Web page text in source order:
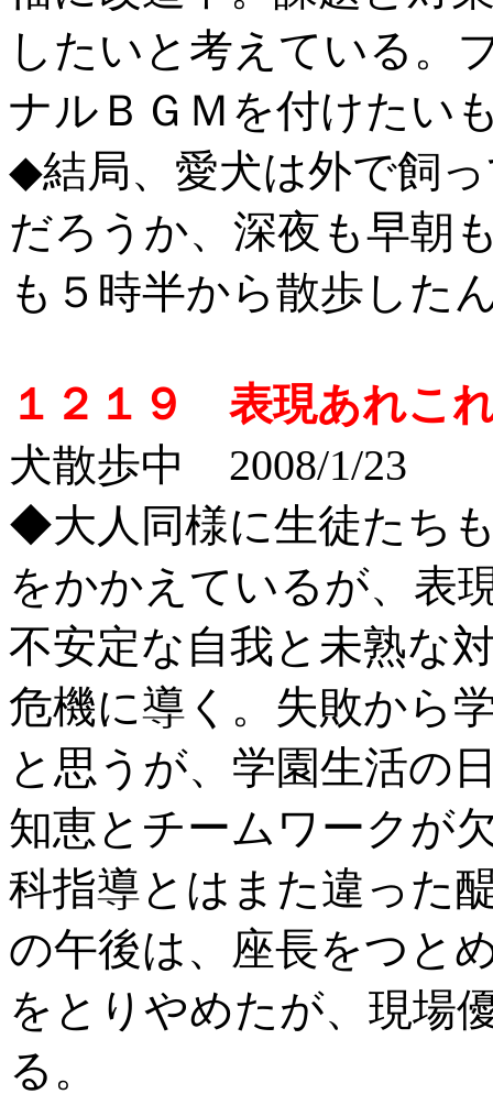
したいと考えている。
ナルＢＧＭを付けたい
◆結局、愛犬は外で飼
だろうか、深夜も早朝
も５時半から散歩した
１２１９ 表現あれこ
犬散歩中 2008/1/23
◆大人同様に生徒たち
をかかえているが、表
不安定な自我と未熟な
危機に導く。失敗から
と思うが、学園生活の
知恵とチームワークが
科指導とはまた違った
の午後は、座長をつと
をとりやめたが、現場
る。